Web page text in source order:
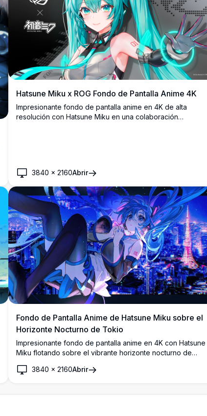
Hatsune Miku x ROG Fondo de Pantalla Anime 4K
Impresionante fondo de pantalla anime en 4K de alta
resolución con Hatsune Miku en una colaboración
3840 ×2160Abrir
Fondo de Pantalla Anime de Hatsune Miku sobre el
Horizonte Nocturno de Tokio
Impresionante fondo de pantalla anime en 4K con Hatsune
Miku flotando sobre el vibrante horizonte nocturno de
icónica Torre de Tokio iluminada al fondo.
3840 ×2160Abrir